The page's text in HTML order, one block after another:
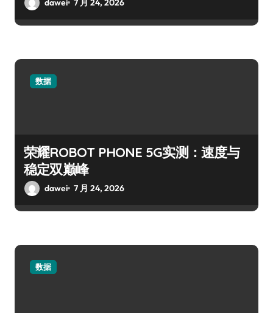
dawei 7 月 24, 2026
数据
荣耀ROBOT PHONE 5G实测：速度与
稳定双巅峰
dawei 7 月 24, 2026
数据